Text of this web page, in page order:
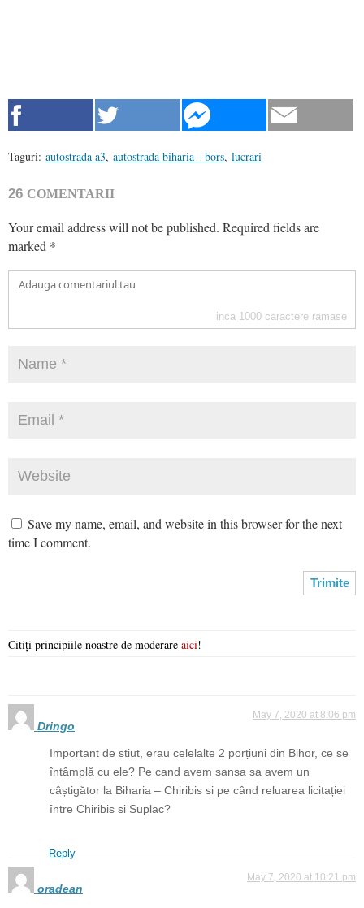
Taguri: autostrada a3, autostrada biharia - bors, lucrari
26 COMENTARII
Your email address will not be published. Required fields are
marked *
inca 1000 caractere ramase
Save my name, email, and website in this browser for the next
time I comment.
Citiți principiile noastre de moderare aici!
Dringo
May 7, 2020 at 8:06 pm
Important de stiut, erau celelalte 2 porțiuni din Bihor, ce se
întâmplă cu ele? Pe cand avem sansa sa avem un
câștigător la Biharia – Chiribis si pe când reluarea licitației
între Chiribis si Suplac?
Reply
oradean
May 7, 2020 at 10:21 pm